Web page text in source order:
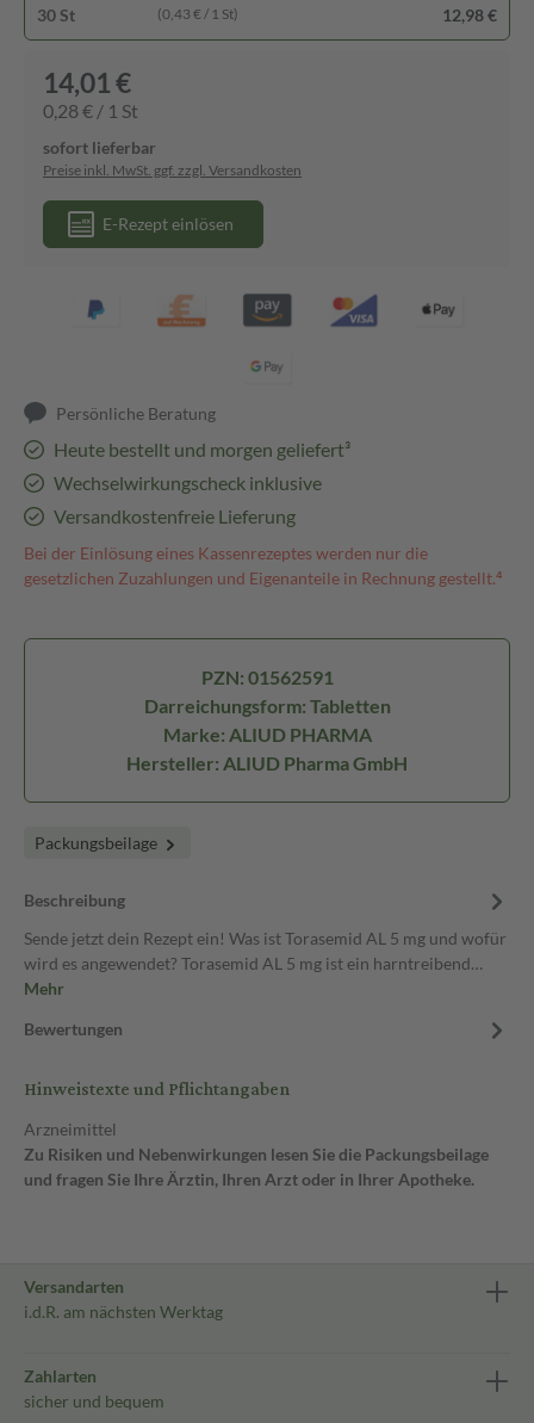
30 St (0,43 € / 1 St) 12,98 €
14,01 €
0,28 € / 1 St
sofort lieferbar
Preise inkl. MwSt. ggf. zzgl. Versandkosten
E-Rezept einlösen
Persönliche Beratung
Heute bestellt und morgen geliefert³
Wechselwirkungscheck inklusive
Versandkostenfreie Lieferung
Bei der Einlösung eines Kassenrezeptes werden nur die
gesetzlichen Zuzahlungen und Eigenanteile in Rechnung gestellt.⁴
PZN: 01562591
Darreichungsform: Tabletten
Marke: ALIUD PHARMA
Hersteller: ALIUD Pharma GmbH
Packungsbeilage
Beschreibung
Sende jetzt dein Rezept ein! Was ist Torasemid AL 5 mg und wofür
wird es angewendet? Torasemid AL 5 mg ist ein harntreibend…
Mehr
Bewertungen
Hinweistexte und Pflichtangaben
Arzneimittel
Zu Risiken und Nebenwirkungen lesen Sie die Packungsbeilage
und fragen Sie Ihre Ärztin, Ihren Arzt oder in Ihrer Apotheke.
Versandarten
i.d.R. am nächsten Werktag
Zahlarten
sicher und bequem